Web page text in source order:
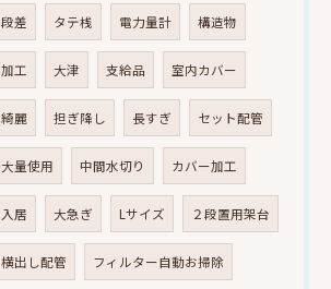
段差 タテ桟 電力量計 構造物
加工 大津 支給品 室内カバー
綺麗 担ぎ降し 長すぎ セット配管
大量使用 中間水切り カバー加工
入居 大急ぎ Lサイズ ２段置用架台
横出し配管 フィルター自動お掃除